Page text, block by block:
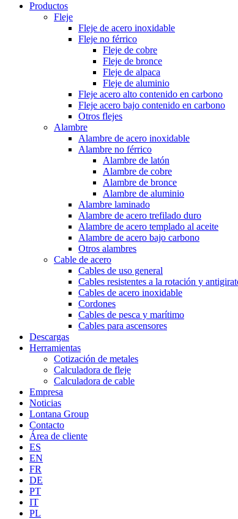
Productos
Fleje
Fleje de acero inoxidable
Fleje no férrico
Fleje de cobre
Fleje de bronce
Fleje de alpaca
Fleje de aluminio
Fleje acero alto contenido en carbono
Fleje acero bajo contenido en carbono
Otros flejes
Alambre
Alambre de acero inoxidable
Alambre no férrico
Alambre de latón
Alambre de cobre
Alambre de bronce
Alambre de aluminio
Alambre laminado
Alambre de acero trefilado duro
Alambre de acero templado al aceite
Alambre de acero bajo carbono
Otros alambres
Cable de acero
Cables de uso general
Cables resistentes a la rotación y
Cables de acero inoxidable
Cordones
Cables de pesca y marítimo
Cables para ascensores
Descargas
Herramientas
Cotización de metales
Calculadora de fleje
Calculadora de cable
Empresa
Noticias
Lontana Group
Contacto
Área de cliente
ES
EN
FR
DE
PT
IT
PL